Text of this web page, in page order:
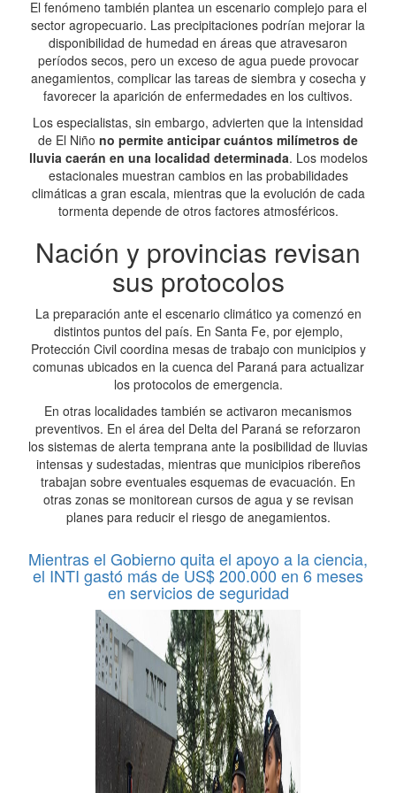
El fenómeno también plantea un escenario complejo para el
sector agropecuario. Las precipitaciones podrían mejorar la
disponibilidad de humedad en áreas que atravesaron
períodos secos, pero un exceso de agua puede provocar
anegamientos, complicar las tareas de siembra y cosecha y
favorecer la aparición de enfermedades en los cultivos.
Los especialistas, sin embargo, advierten que la intensidad
de El Niño no permite anticipar cuántos milímetros de
lluvia caerán en una localidad determinada. Los modelos
estacionales muestran cambios en las probabilidades
climáticas a gran escala, mientras que la evolución de cada
tormenta depende de otros factores atmosféricos.
Nación y provincias revisan
sus protocolos
La preparación ante el escenario climático ya comenzó en
distintos puntos del país. En Santa Fe, por ejemplo,
Protección Civil coordina mesas de trabajo con municipios y
comunas ubicados en la cuenca del Paraná para actualizar
los protocolos de emergencia.
En otras localidades también se activaron mecanismos
preventivos. En el área del Delta del Paraná se reforzaron
los sistemas de alerta temprana ante la posibilidad de lluvias
intensas y sudestadas, mientras que municipios ribereños
trabajan sobre eventuales esquemas de evacuación. En
otras zonas se monitorean cursos de agua y se revisan
planes para reducir el riesgo de anegamientos.
Mientras el Gobierno quita el apoyo a la ciencia,
el INTI gastó más de US$ 200.000 en 6 meses
en servicios de seguridad